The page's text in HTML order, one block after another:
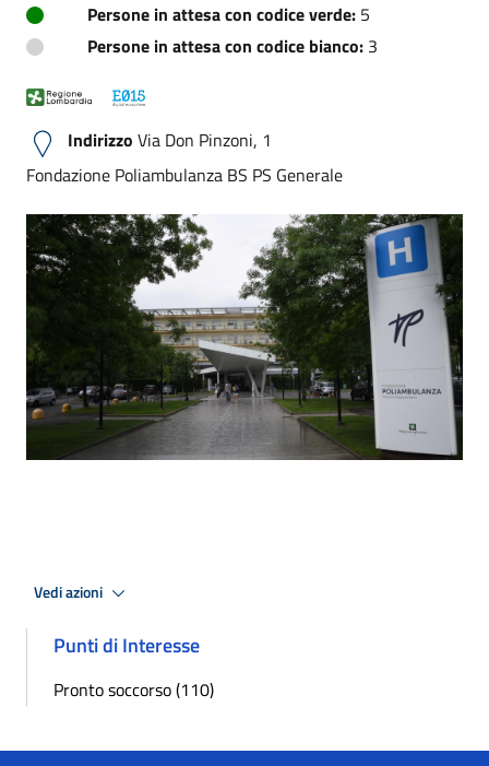
Persone in attesa con codice verde: 5
Persone in attesa con codice bianco: 3
Indirizzo Via Don Pinzoni, 1
Fondazione Poliambulanza BS PS Generale
Vedi azioni
Punti di Interesse
Pronto soccorso (110)